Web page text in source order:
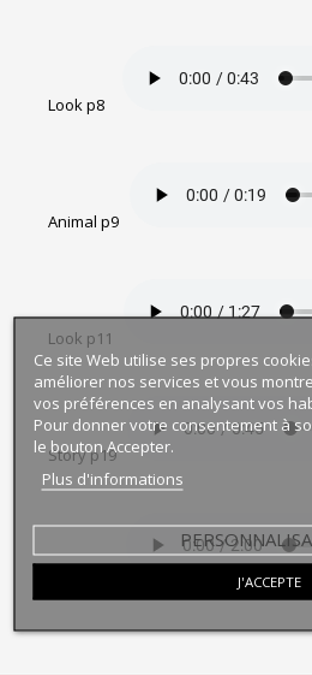
Look p8
Animal p9
Look p11
Story p19
Song p24
Ce site Web utilise ses propres
améliorer nos services et vous
vos préférences en analysant vos
Pour donner votre consentement à
le bouton Accepter.
Plus d'informations
J'ACCEPTE